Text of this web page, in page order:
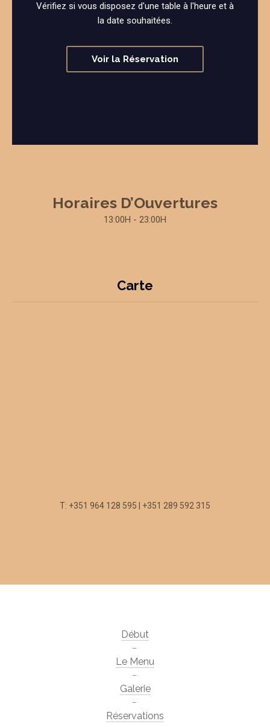
Vérifiez si vous disposez d'une table à l'heure et à
la date souhaitées.
Voir la Réservation
Horaires D’Ouvertures
13:00H - 23:00H
Carte
T: +351 964 128 595 | +351 289 592 315
Début
Le Menu
Galerie
Réservations